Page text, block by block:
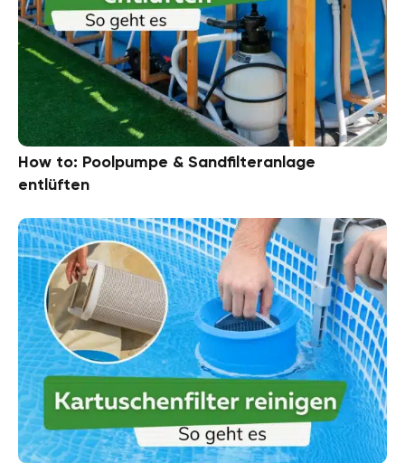
How to: Poolpumpe & Sandfilteranlage
entlüften